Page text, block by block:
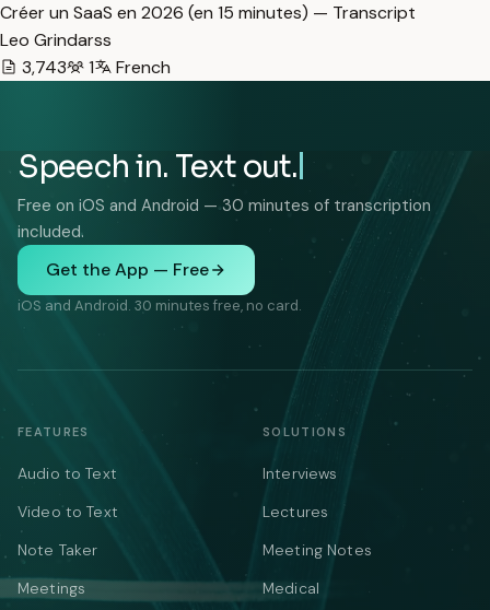
Créer un SaaS en 2026 (en 15 minutes) — Transcript
Leo Grindarss
3,743
1 French
Speech in. Text out.
Free on iOS and Android — 30 minutes of transcription
included.
Get the App — Free
iOS and Android. 30 minutes free, no card.
FEATURES
Audio to Text
Video to Text
Note Taker
Meetings
SOLUTIONS
Interviews
Lectures
Meeting Notes
Medical